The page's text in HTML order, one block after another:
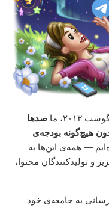
ما
صدها
هیچ‌گونه بودجه‌ی
— همه‌ی این‌ها به
و تولیدکنندگان محتوا،
به جامعه‌ی خود